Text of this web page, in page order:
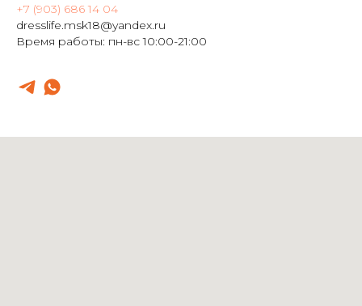
+7 (903) 686 14 04
dresslife.msk18@yandex.ru
Время работы: пн-вс 10:00-21:00